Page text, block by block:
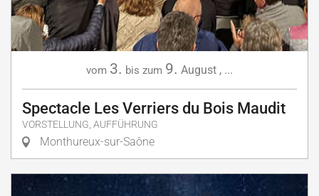
vom 3. bis zum 9. August , ...
Spectacle Les Verriers du Bois Maudit
VORSTELLUNG, AUFFÜHRUNG
Monthureux-sur-Saône